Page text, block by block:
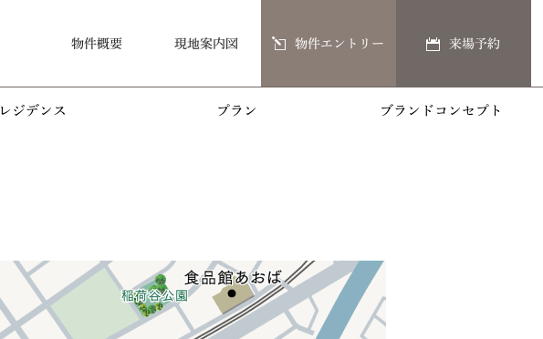
来場予約
物件エントリー
現地案内図
物件概要
レジデンス プラン ブランドコンセプト